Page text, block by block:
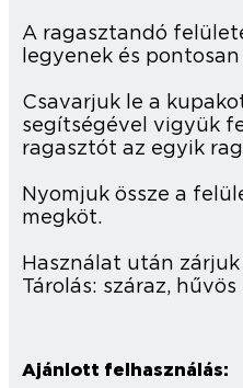
A ragasztandó
legyenek és
Csavarjuk le a
segítségével vigyük
ragasztót az egyik
Nyomjuk össze a
megköt.
Használat után
Tárolás: száraz,
Ajánlott felhasználás: